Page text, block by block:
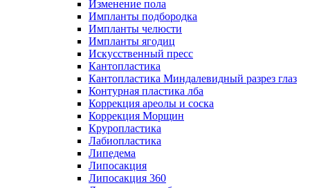
Изменение пола
Импланты подбородка
Импланты челюсти
Импланты ягодиц
Искусственный пресс
Кантопластика
Кантопластика Миндалевидный разрез глаз
Контурная пластика лба
Коррекция ареолы и соска
Коррекция Морщин
Круропластика
Лабиопластика
Липедема
Липосакция
Липосакция 360